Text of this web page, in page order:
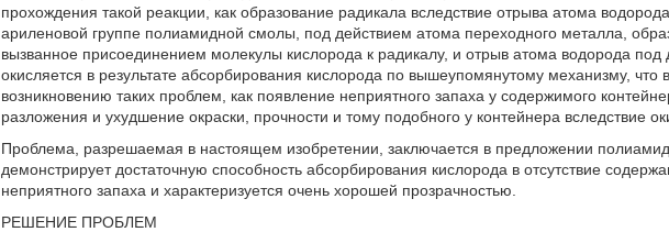
прохождения такой реакции, как образование радикала вследствие отрыва атома
ариленовой группе полиамидной смолы, под действием атома переходного металла,
вызванное присоединением молекулы кислорода к радикалу, и отрыв атома водорода
окисляется в результате абсорбирования кислорода по вышеупомянутому механизму, что
возникновению таких проблем, как появление неприятного запаха у содержимого
разложения и ухудшение окраски, прочности и тому подобного у контейнера вследствие
Проблема, разрешаемая в настоящем изобретении, заключается в предложении
демонстрирует достаточную способность абсорбирования кислорода в отсутствие
неприятного запаха и характеризуется очень хорошей прозрачностью.
РЕШЕНИЕ ПРОБЛЕМ